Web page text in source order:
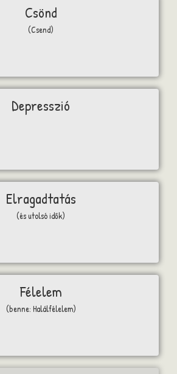
Csönd
(Csend)
Depresszió
Elragadtatás
(és utolsó idők)
Félelem
(benne: Halálfélelem)